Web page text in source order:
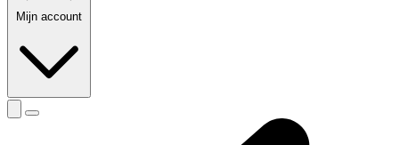
Mijn account